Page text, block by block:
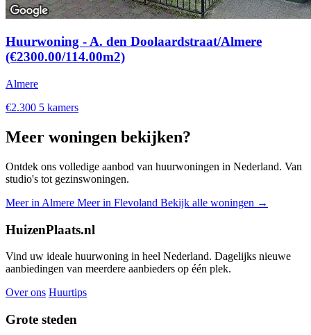
Huurwoning - A. den Doolaardstraat/Almere
(€2300.00/114.00m2)
Almere
€2.300 5 kamers
Meer woningen bekijken?
Ontdek ons volledige aanbod van huurwoningen in Nederland. Van
studio's tot gezinswoningen.
Meer in Almere Meer in Flevoland Bekijk alle woningen →
HuizenPlaats.nl
Vind uw ideale huurwoning in heel Nederland. Dagelijks nieuwe
aanbiedingen van meerdere aanbieders op één plek.
Over ons Huurtips
Grote steden